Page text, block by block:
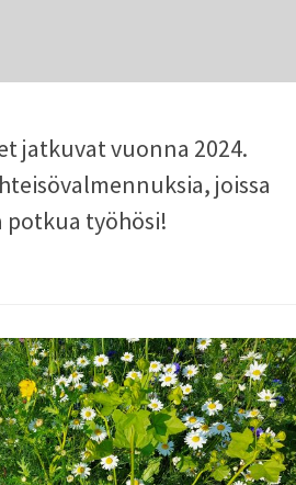
jatkuvat vuonna 2024.
joissa
potkua työhösi!